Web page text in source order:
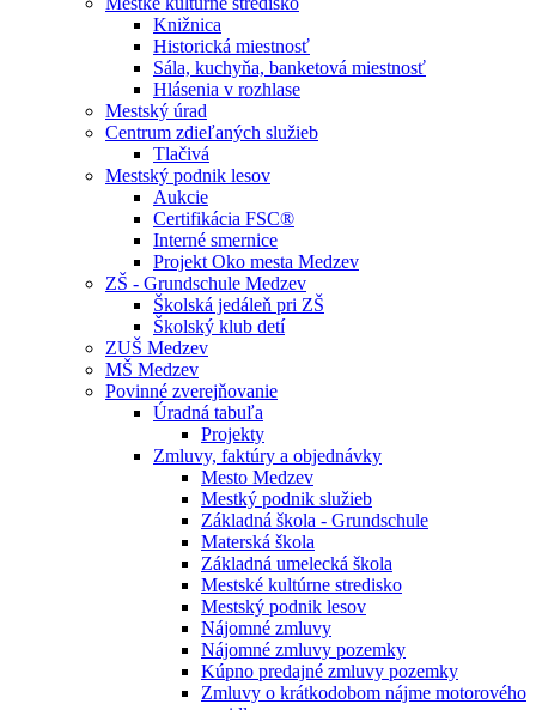
Knižnica
Historická miestnosť
Sála, kuchyňa, banketová miestnosť
Hlásenia v rozhlase
Mestský úrad
Centrum zdieľaných služieb
Tlačivá
Mestský podnik lesov
Aukcie
Certifikácia FSC®
Interné smernice
Projekt Oko mesta Medzev
ZŠ - Grundschule Medzev
Školská jedáleň pri ZŠ
Školský klub detí
ZUŠ Medzev
MŠ Medzev
Povinné zverejňovanie
Úradná tabuľa
Projekty
Zmluvy, faktúry a objednávky
Mesto Medzev
Mestký podnik služieb
Základná škola - Grundschule
Materská škola
Základná umelecká škola
Mestské kultúrne stredisko
Mestský podnik lesov
Nájomné zmluvy
Nájomné zmluvy pozemky
Kúpno predajné zmluvy pozemky
Zmluvy o krátkodobom nájme motorového